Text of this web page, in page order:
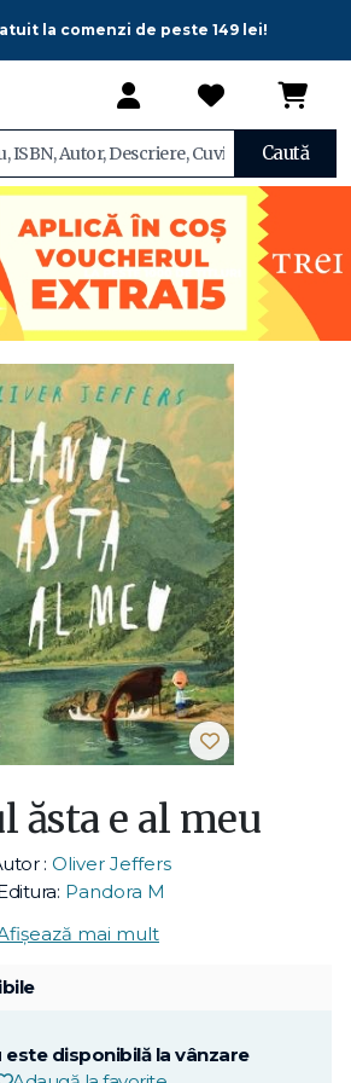
la comenzi de peste 149 lei!
Caută
ăsta e al meu
: Oliver Jeffers
Pandora M
mai mult
este disponibilă la vânzare